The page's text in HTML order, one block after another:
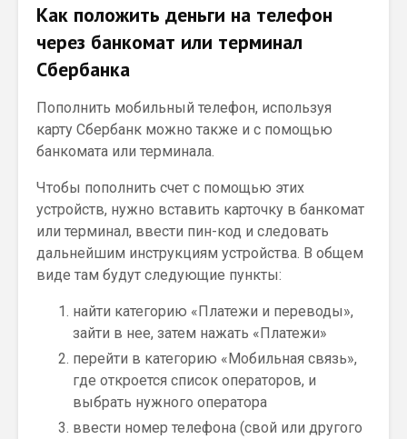
Как положить деньги на телефон
через банкомат или терминал
Сбербанка
Пополнить мобильный телефон, используя
карту Сбербанк можно также и с помощью
банкомата или терминала.
Чтобы пополнить счет с помощью этих
устройств, нужно вставить карточку в банкомат
или терминал, ввести пин-код и следовать
дальнейшим инструкциям устройства. В общем
виде там будут следующие пункты:
найти категорию «Платежи и переводы»,
зайти в нее, затем нажать «Платежи»
перейти в категорию «Мобильная связь»,
где откроется список операторов, и
выбрать нужного оператора
ввести номер телефона (свой или другого